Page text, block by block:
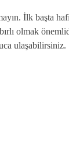
İlk başta
olmak
ulaşabilirsiniz.